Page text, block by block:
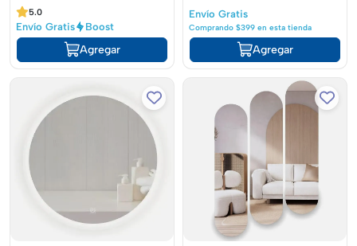
5.0
Envío Gratis Boost
Agregar
Envío Gratis
Comprando $399 en esta tienda
Agregar